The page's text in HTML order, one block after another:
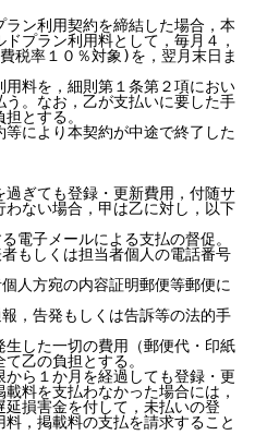
ン利用契約を締結した場合，本
プラン利用料として，毎月４，
税率１０％対象)を，翌月末日ま
用料を，細則第１条第２項におい
。なお，乙が支払いに要した手
とする。
により本契約が中途で終了した
過ぎても登録・更新費用，付随サ
ない場合，甲は乙に対し，以下
電子メールによる支払の督促。
もしくは担当者個人の電話番号
人方宛の内容証明郵便等郵便に
，告発もしくは告訴等の法的手
生した一切の費用（郵便代・印紙
乙の負担とする。
ら１か月を経過しても登録・更
料を支払わなかった場合には，
損害金を付して，未払いの登
，掲載料の支払を請求すること